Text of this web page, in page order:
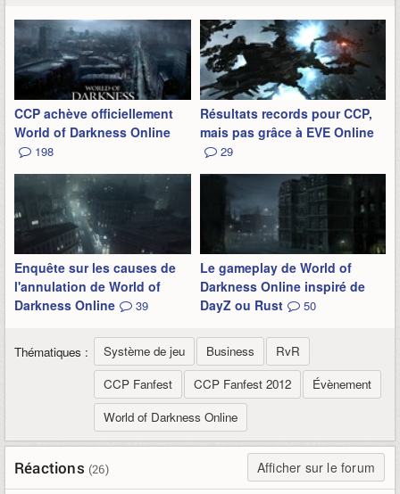
CCP achève officiellement
World of Darkness Online
198
Résultats records pour CCP,
mais pas grâce à EVE Online
29
Enquête sur les causes de
l'annulation de World of
Darkness Online
39
Le gameplay de World of
Darkness Online inspiré de
DayZ ou Rust
50
Thématiques : Système de jeu Business
RvR
CCP Fanfest
CCP Fanfest 2012
Évènement
World of Darkness Online
Réactions (26) Afficher sur le forum